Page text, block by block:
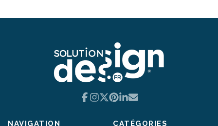
Facebook
Instagram
X Pinterest
LinkedIn
Email
NAVIGATION CATÉGORIES